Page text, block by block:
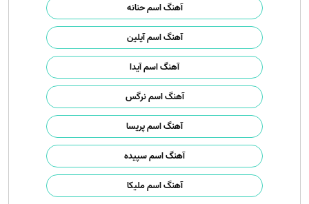
آهنگ اسم حنانه
آهنگ اسم آیلین
آهنگ اسم آیدا
آهنگ اسم نرگس
آهنگ اسم پریسا
آهنگ اسم سپیده
آهنگ اسم ملیکا